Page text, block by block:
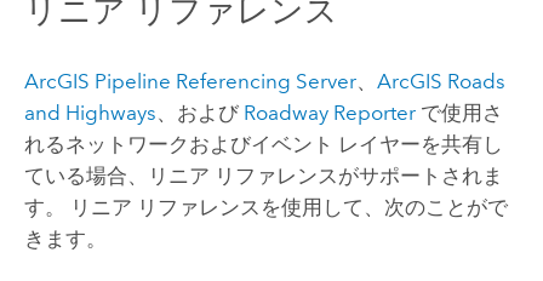
リニア リファレンス
ArcGIS Pipeline Referencing Server、 ArcGIS Roads
and Highways、および Roadway Reporterで使用さ
れるネットワークおよびイベント レイヤーを共有し
ている場合、リニア リファレンスがサポートされま
す。 リニア リファレンスを使用して、次のことがで
きます。